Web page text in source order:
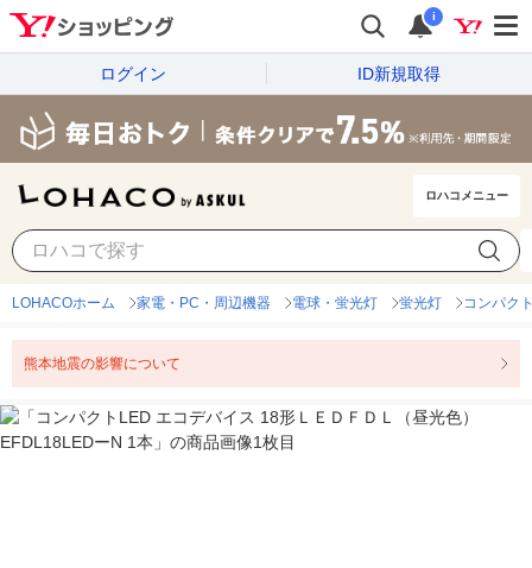
i
ログイン ID新規取得
ロハコメニュー
LOHACOホーム 家電・PC・周辺機器 電球・蛍光灯 蛍光灯 コンパク
熊本地震の影響について